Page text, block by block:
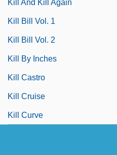
Kill And Kill Again
Kill Bill Vol. 1
Kill Bill Vol. 2
Kill By Inches
Kill Castro
Kill Cruise
Kill Curve